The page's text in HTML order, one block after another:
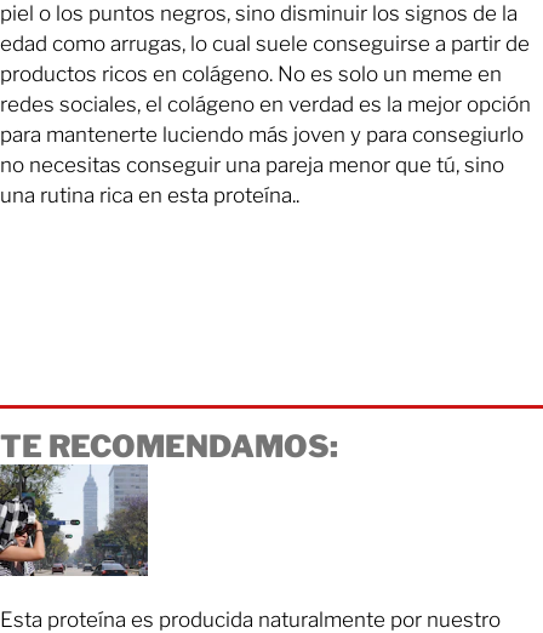
piel o los puntos negros, sino disminuir los signos de la
edad como arrugas, lo cual suele conseguirse a partir de
productos ricos en colágeno. No es solo un meme en
redes sociales, el colágeno en verdad es la mejor opción
para mantenerte luciendo más joven y para consegiurlo
no necesitas conseguir una pareja menor que tú, sino
una rutina rica en esta proteína..
TE RECOMENDAMOS:
Esta proteína es producida naturalmente por nuestro